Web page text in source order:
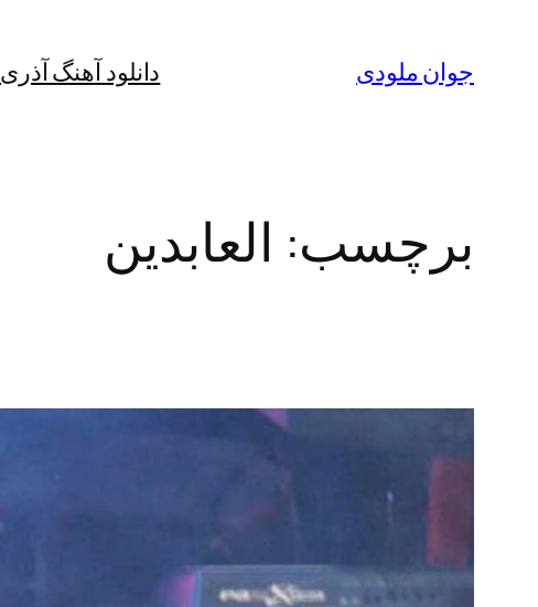
جوان ملودی دانلود آهنگ آذری
برچسب: العابدین